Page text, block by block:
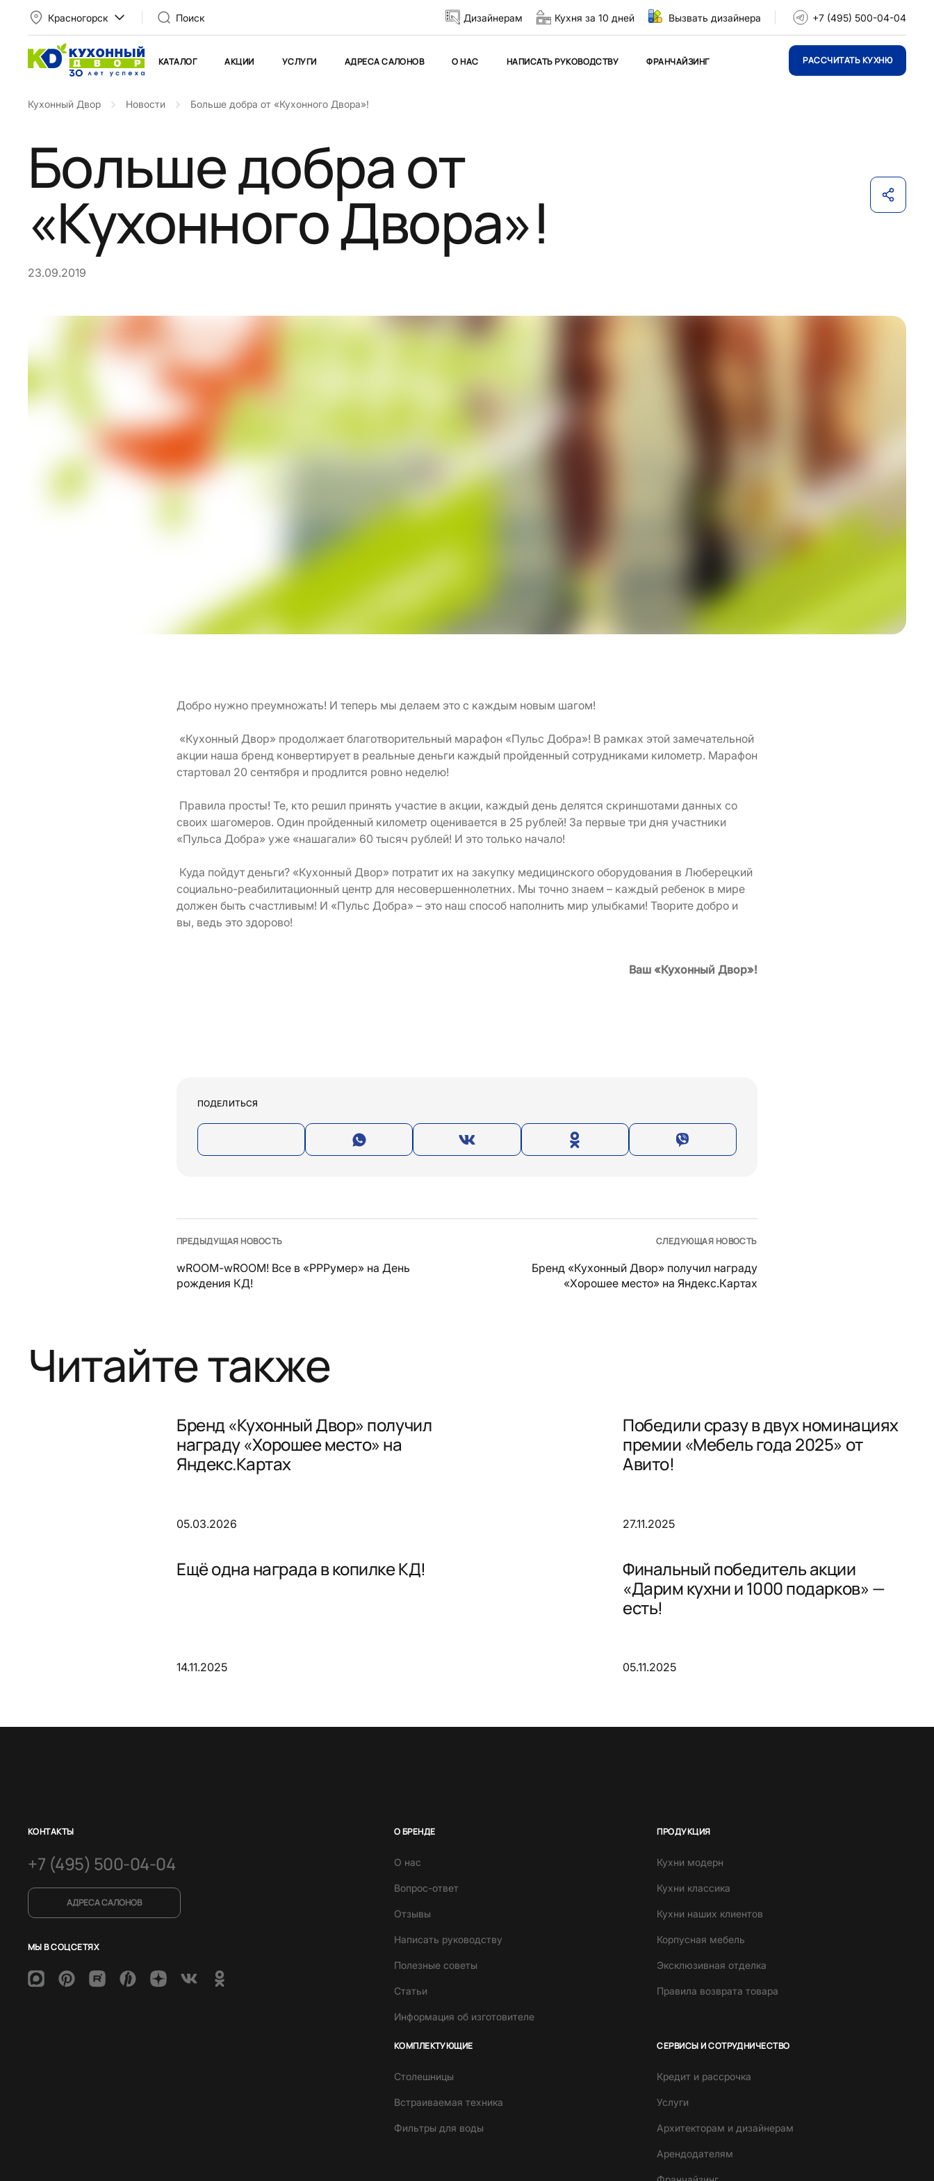
Красногорск Поиск Дизайнерам Кухня за 10 дней Вызвать дизайнера +7 (495) 500-04-04
КАТАЛОГ АКЦИИ УСЛУГИ АДРЕСА САЛОНОВ О НАС НАПИСАТЬ РУКОВОДСТВУ ФРАНЧАЙЗИНГ РАССЧИТАТЬ КУХНЮ
Кухонный Двор Новости Больше добра от «Кухонного Двора»!
Больше добра от
«Кухонного Двора»!
23.09.2019
Добро нужно преумножать! И теперь мы делаем это с каждым новым шагом!
«Кухонный Двор» продолжает благотворительный марафон «Пульс Добра»! В рамках этой замечательной
акции наша бренд конвертирует в реальные деньги каждый пройденный сотрудниками километр. Марафон
стартовал 20 сентября и продлится ровно неделю!
Правила просты! Те, кто решил принять участие в акции, каждый день делятся скриншотами данных со
своих шагомеров. Один пройденный километр оценивается в 25 рублей! За первые три дня участники
«Пульса Добра» уже «нашагали» 60 тысяч рублей! И это только начало!
Куда пойдут деньги? «Кухонный Двор» потратит их на закупку медицинского оборудования в Люберецкий
социально-реабилитационный центр для несовершеннолетних. Мы точно знаем – каждый ребенок в мире
должен быть счастливым! И «Пульс Добра» – это наш способ наполнить мир улыбками! Творите добро и
вы, ведь это здорово!
Ваш «Кухонный Двор»!
ПОДЕЛИТЬСЯ
ПРЕДЫДУЩАЯ НОВОСТЬ
wROOM-wROOM! Все в «РРРумер» на День
рождения КД!
СЛЕДУЮЩАЯ НОВОСТЬ
Бренд «Кухонный Двор» получил награду
«Хорошее место» на Яндекс.Картах
Читайте также
Бренд «Кухонный Двор» получил
награду «Хорошее место» на
Яндекс.Картах
05.03.2026
Победили сразу в двух номинациях
премии «Мебель года 2025» от
Авито!
27.11.2025
Ещё одна награда в копилке КД!
14.11.2025
Финальный победитель акции
«Дарим кухни и 1000 подарков» —
есть!
05.11.2025
КОНТАКТЫ
+7 (495) 500-04-04
АДРЕСА САЛОНОВ
МЫ В СОЦСЕТЯХ
О БРЕНДЕ
О нас
Вопрос-ответ
Отзывы
Написать руководству
Полезные советы
Статьи
Информация об изготовителе
ПРОДУКЦИЯ
Кухни модерн
Кухни классика
Кухни наших клиентов
Корпусная мебель
Эксклюзивная отделка
Правила возврата товара
КОМПЛЕКТУЮЩИЕ
Столешницы
Встраиваемая техника
Фильтры для воды
СЕРВИСЫ И СОТРУДНИЧЕСТВО
Кредит и рассрочка
Услуги
Архитекторам и дизайнерам
Арендодателям